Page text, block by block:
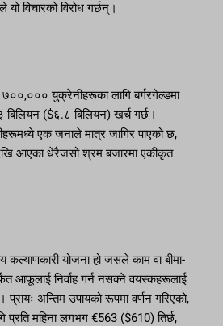
विचारको विरोध गर्छन्।
युक्रेनीहरूका लागि बर्गरगेल्डमा
बिलियन ($६.८ बिलियन) खर्च गर्छ।
एक जनाले मात्र जागिर पाएको छ,
आएका धेरैजसो श्रम बजारमा एकीकृत
कल्याणकारी योजना हो जसले काम वा बीमा-
आफूलाई निर्वाह गर्न नसक्ने वयस्कहरूलाई
अन्तिम उपायको रूपमा वर्णन गरिएको,
महिना लगभग €563 ($610) तिर्छ,